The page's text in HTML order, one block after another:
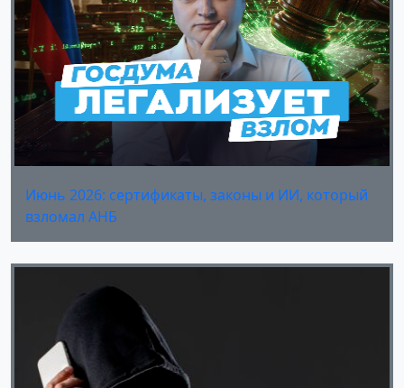
Июнь 2026: сертификаты, законы и ИИ, который
взломал АНБ